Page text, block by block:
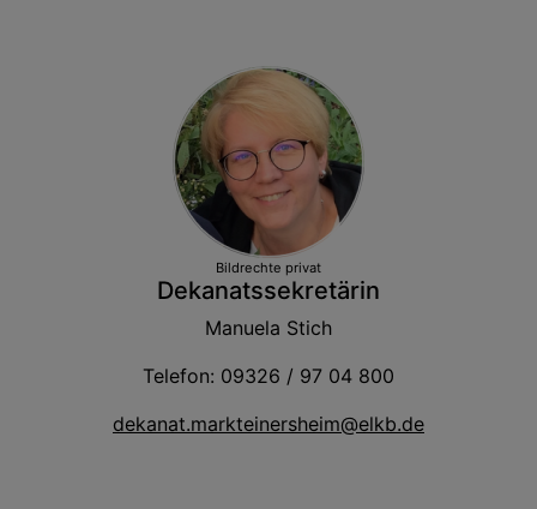
Bildrechte privat
Dekanatssekretärin
Manuela Stich
Telefon: 09326 / 97 04 800
dekanat.markteinersheim@elkb.de